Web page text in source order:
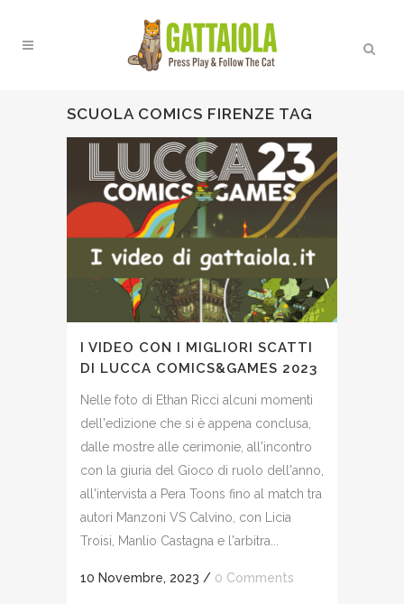
SCUOLA COMICS FIRENZE TAG
I VIDEO CON I MIGLIORI SCATTI
DI LUCCA COMICS&GAMES 2023
Nelle foto di Ethan Ricci alcuni momenti
dell'edizione che si è appena conclusa,
dalle mostre alle cerimonie, all'incontro
con la giuria del Gioco di ruolo dell'anno,
all'intervista a Pera Toons fino al match tra
autori Manzoni VS Calvino, con Licia
Troisi, Manlio Castagna e l'arbitra...
10 Novembre, 2023 / 0 Comments